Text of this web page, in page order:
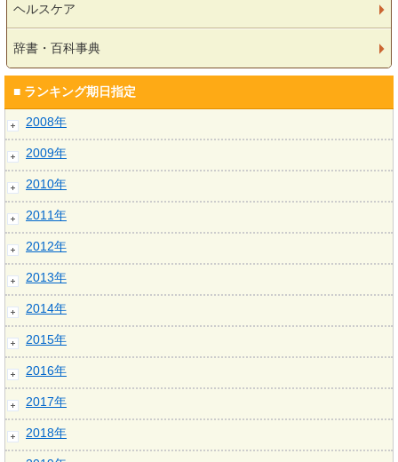
ヘルスケア
辞書・百科事典
■ ランキング期日指定
2008年
2009年
2010年
2011年
2012年
2013年
2014年
2015年
2016年
2017年
2018年